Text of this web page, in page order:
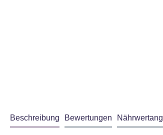
Beschreibung Bewertungen